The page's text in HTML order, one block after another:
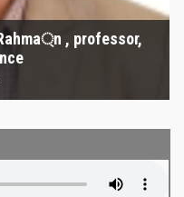
, professor,